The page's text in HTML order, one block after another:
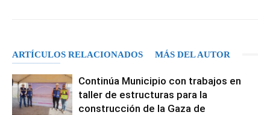
ARTÍCULOS RELACIONADOS MÁS DEL AUTOR
Continúa Municipio con trabajos en
taller de estructuras para la
construcción de la Gaza de